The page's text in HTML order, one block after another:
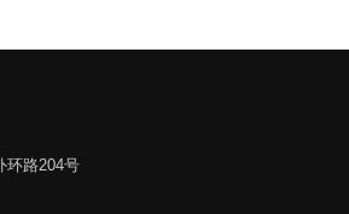
环路204号